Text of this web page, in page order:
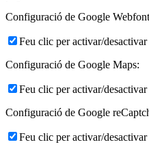
Configuració de Google
Feu clic per activar/desactivar
Configuració de Google Maps:
Feu clic per activar/desactivar
Configuració de Google
Feu clic per activar/desactivar